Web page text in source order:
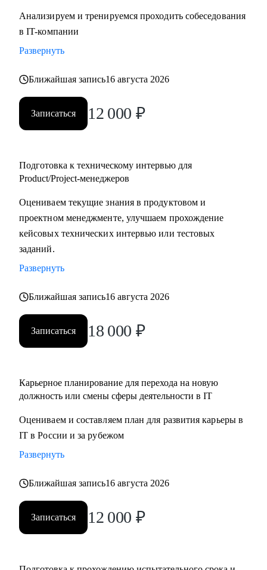
Анализируем и тренируемся проходить собеседования
в IT-компании
Развернуть
Ближайшая запись16 августа 2026
Записаться 12 000 ₽
Подготовка к техническому интервью для
Product/Project-менеджеров
Оцениваем текущие знания в продуктовом и
проектном менеджменте, улучшаем прохождение
кейсовых технических интервью или тестовых
заданий.
Развернуть
Ближайшая запись16 августа 2026
Записаться 18 000 ₽
Карьерное планирование для перехода на новую
должность или смены сферы деятельности в IT
Оцениваем и составляем план для развития карьеры в
IT в России и за рубежом
Развернуть
Ближайшая запись16 августа 2026
Записаться 12 000 ₽